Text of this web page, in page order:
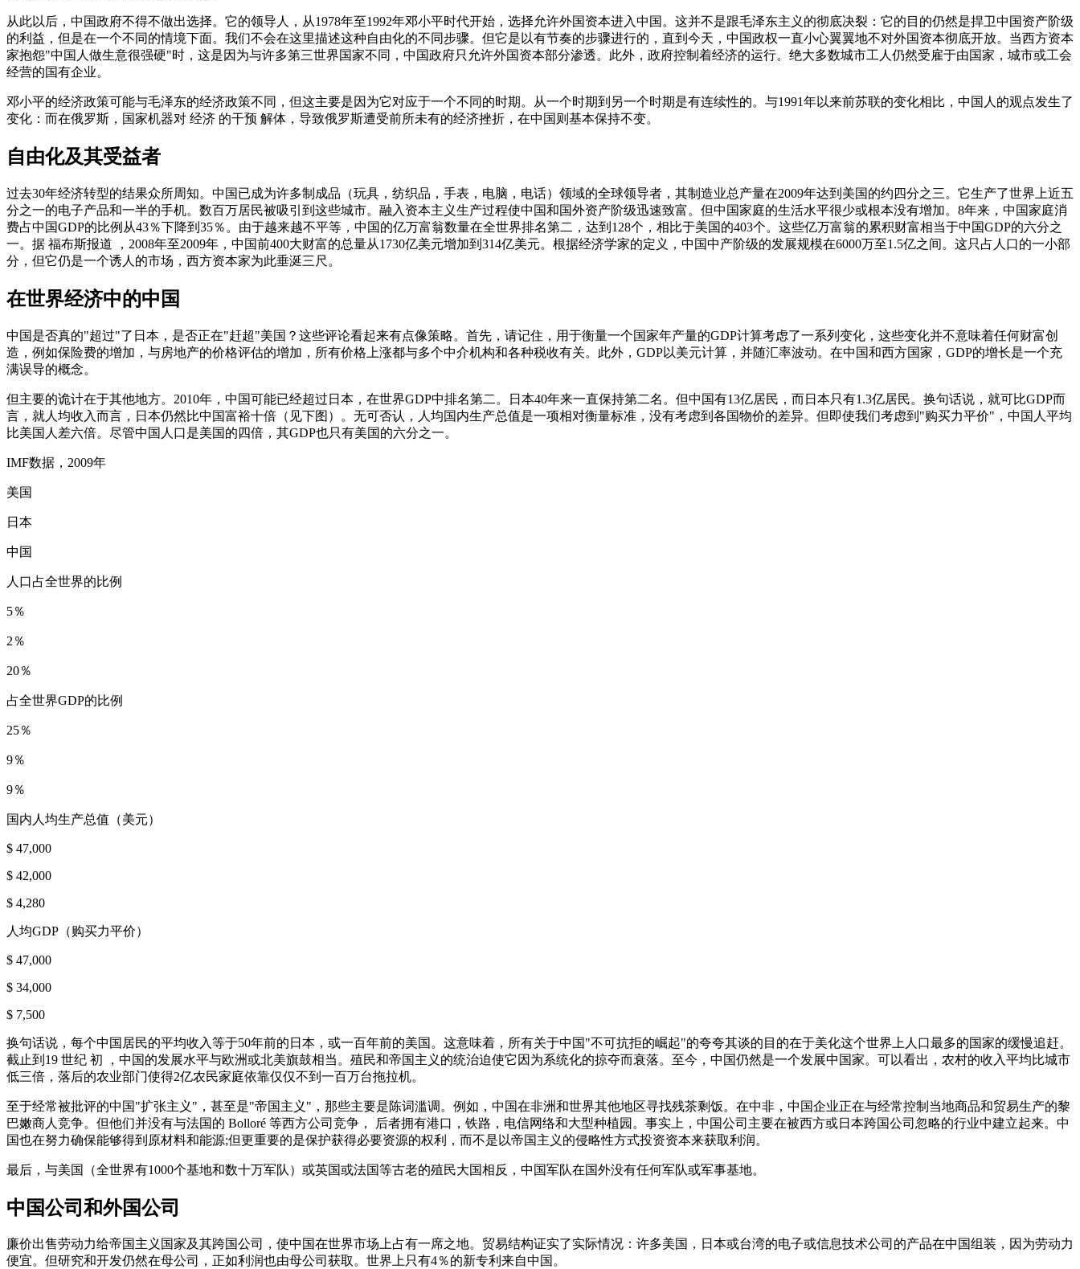
从此以后，中国政府不得不做出选择。它的领导人，从1978年至1992年邓小平时代开始，选择允许外国资本进入中国。这并不是跟毛泽东主义的彻底决裂：它的目的仍然是捍卫中国资产阶级
的利益，但是在一个不同的情境下面。我们不会在这里描述这种自由化的不同步骤。但它是以有节奏的步骤进行的，直到今天，中国政权一直小心翼翼地不对外国资本彻底开放。当西方资本
家抱怨"中国人做生意很强硬"时，这是因为与许多第三世界国家不同，中国政府只允许外国资本部分渗透。此外，政府控制着经济的运行。绝大多数城市工人仍然受雇于由国家，城市或工会
经营的国有企业。
邓小平的经济政策可能与毛泽东的经济政策不同，但这主要是因为它对应于一个不同的时期。从一个时期到另一个时期是有连续性的。与1991年以来前苏联的变化相比，中国人的观点发生了
变化：而在俄罗斯，国家机器对 经济 的干预 解体，导致俄罗斯遭受前所未有的经济挫折，在中国则基本保持不变。
自由化及其受益者
过去30年经济转型的结果众所周知。中国已成为许多制成品（玩具，纺织品，手表，电脑，电话）领域的全球领导者，其制造业总产量在2009年达到美国的约四分之三。它生产了世界上近五
分之一的电子产品和一半的手机。数百万居民被吸引到这些城市。融入资本主义生产过程使中国和国外资产阶级迅速致富。但中国家庭的生活水平很少或根本没有增加。8年来，中国家庭消
费占中国GDP的比例从43％下降到35％。由于越来越不平等，中国的亿万富翁数量在全世界排名第二，达到128个，相比于美国的403个。这些亿万富翁的累积财富相当于中国GDP的六分之
一。据 福布斯报道 ，2008年至2009年，中国前400大财富的总量从1730亿美元增加到314亿美元。根据经济学家的定义，中国中产阶级的发展规模在6000万至1.5亿之间。这只占人口的一小部
分，但它仍是一个诱人的市场，西方资本家为此垂涎三尺。
在世界经济中的中国
中国是否真的"超过"了日本，是否正在"赶超"美国？这些评论看起来有点像策略。首先，请记住，用于衡量一个国家年产量的GDP计算考虑了一系列变化，这些变化并不意味着任何财富创
造，例如保险费的增加，与房地产的价格评估的增加，所有价格上涨都与多个中介机构和各种税收有关。此外，GDP以美元计算，并随汇率波动。在中国和西方国家，GDP的增长是一个充
满误导的概念。
但主要的诡计在于其他地方。2010年，中国可能已经超过日本，在世界GDP中排名第二。日本40年来一直保持第二名。但中国有13亿居民，而日本只有1.3亿居民。换句话说，就可比GDP而
言，就人均收入而言，日本仍然比中国富裕十倍（见下图）。无可否认，人均国内生产总值是一项相对衡量标准，没有考虑到各国物价的差异。但即使我们考虑到"购买力平价"，中国人平均
比美国人差六倍。尽管中国人口是美国的四倍，其GDP也只有美国的六分之一。
IMF数据，2009年
美国
日本
中国
人口占全世界的比例
5％
2％
20％
占全世界GDP的比例
25％
9％
9％
国内人均生产总值（美元）
$ 47,000
$ 42,000
$ 4,280
人均GDP（购买力平价）
$ 47,000
$ 34,000
$ 7,500
换句话说，每个中国居民的平均收入等于50年前的日本，或一百年前的美国。这意味着，所有关于中国"不可抗拒的崛起"的夸夸其谈的目的在于美化这个世界上人口最多的国家的缓慢追赶。
截止到19 世纪 初 ，中国的发展水平与欧洲或北美旗鼓相当。殖民和帝国主义的统治迫使它因为系统化的掠夺而衰落。至今，中国仍然是一个发展中国家。可以看出，农村的收入平均比城市
低三倍，落后的农业部门使得2亿农民家庭依靠仅仅不到一百万台拖拉机。
至于经常被批评的中国"扩张主义"，甚至是"帝国主义"，那些主要是陈词滥调。例如，中国在非洲和世界其他地区寻找残茶剩饭。在中非，中国企业正在与经常控制当地商品和贸易生产的黎
巴嫩商人竞争。但他们并没有与法国的 Bolloré 等西方公司竞争， 后者拥有港口，铁路，电信网络和大型种植园。事实上，中国公司主要在被西方或日本跨国公司忽略的行业中建立起来。中
国也在努力确保能够得到原材料和能源;但更重要的是保护获得必要资源的权利，而不是以帝国主义的侵略性方式投资资本来获取利润。
最后，与美国（全世界有1000个基地和数十万军队）或英国或法国等古老的殖民大国相反，中国军队在国外没有任何军队或军事基地。
中国公司和外国公司
廉价出售劳动力给帝国主义国家及其跨国公司，使中国在世界市场上占有一席之地。贸易结构证实了实际情况：许多美国，日本或台湾的电子或信息技术公司的产品在中国组装，因为劳动力
便宜。但研究和开发仍然在母公司，正如利润也由母公司获取。世界上只有4％的新专利来自中国。